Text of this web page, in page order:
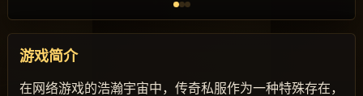
游戏简介
在网络游戏的浩瀚宇宙中，传奇私服作为一种特殊存在，